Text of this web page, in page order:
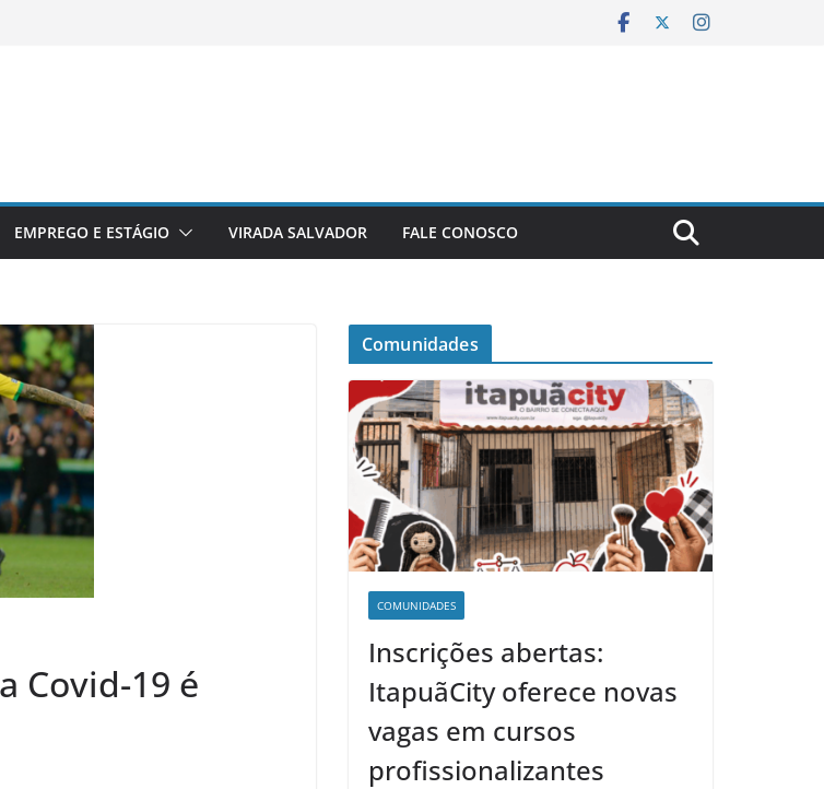
EMPREGO E ESTÁGIO VIRADA SALVADOR FALE CONOSCO
Covid-19 é
Comunidades
COMUNIDADES
Inscrições abertas:
ItapuãCity oferece novas
vagas em cursos
profissionalizantes